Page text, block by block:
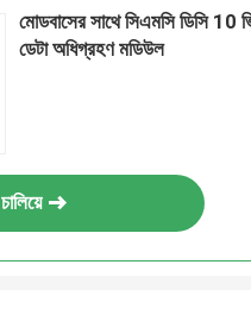
মোডবাসের সাথে সিএমসি ডিসি 10
ডেটা অধিগ্রহণ মডিউল
চালিয়ে